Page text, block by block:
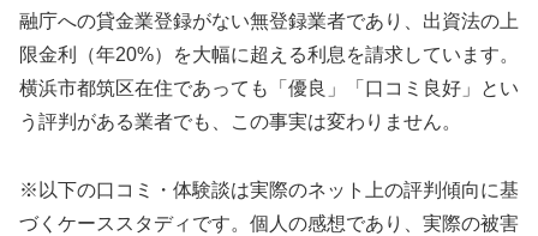
融庁への貸金業登録がない無登録業者であり、出資法の上
限金利（年20%）を大幅に超える利息を請求しています。
横浜市都筑区在住であっても「優良」「口コミ良好」とい
う評判がある業者でも、この事実は変わりません。
※以下の口コミ・体験談は実際のネット上の評判傾向に基
づくケーススタディです。個人の感想であり、実際の被害